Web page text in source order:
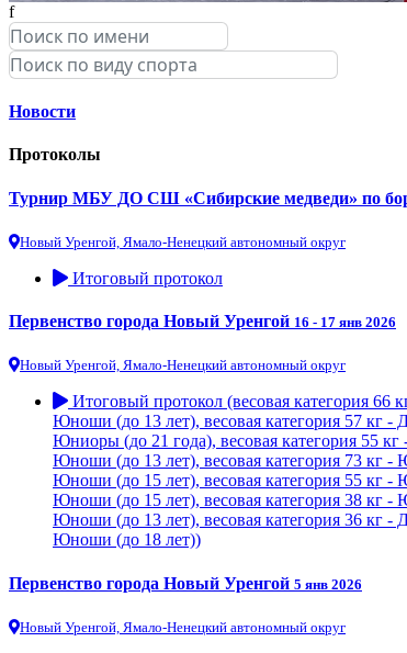
f
Новости
Протоколы
Турнир МБУ ДО СШ «Сибирские медведи» по
Новый Уренгой, Ямало-Ненецкий автономный округ
Итоговый протокол
Первенство города Новый Уренгой 16 - 17 янв 2026
Новый Уренгой, Ямало-Ненецкий автономный округ
Итоговый протокол (весовая категория 66
Юноши (до 13 лет), весовая категория 57 кг -
Юниоры (до 21 года), весовая категория 55
Юноши (до 13 лет), весовая категория 73 кг -
Юноши (до 15 лет), весовая категория 55 кг -
Юноши (до 15 лет), весовая категория 38 кг -
Юноши (до 13 лет), весовая категория 36 кг -
Юноши (до 18 лет))
Первенство города Новый Уренгой 5 янв 2026
Новый Уренгой, Ямало-Ненецкий автономный округ